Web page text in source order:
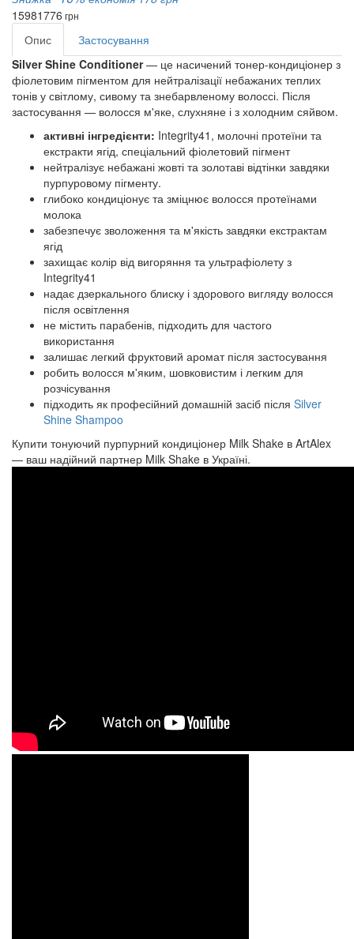
15981776 грн
Опис
Застосування
Silver Shine Conditioner— це насичений тонер-кондиціонер з
фіолетовим пігментом для нейтралізації небажаних теплих
тонів у світлому, сивому та знебарвленому волоссі. Після
застосування — волосся м'яке, слухняне і з холодним сяйвом.
активні інгредієнти: Integrity41, молочні протеїни та
екстракти ягід, спеціальний фіолетовий пігмент
нейтралізує небажані жовті та золотаві відтінки завдяки
пурпуровому пігменту.
глибоко кондиціонує та зміцнює волосся протеїнами
молока
забезпечує зволоження та м'якість завдяки екстрактам
ягід
захищає колір від вигоряння та ультрафіолету з
Integrity41
надає дзеркального блиску і здорового вигляду волосся
після освітлення
не містить парабенів, підходить для частого
використання
залишає легкий фруктовий аромат після застосування
робить волосся м'яким, шовковистим і легким для
розчісування
підходить як професійний домашній засіб після Silver
Shine Shampoo
Купити тонуючий пурпурний кондиціонер Milk Shake в ArtAlex
— ваш надійний партнер Milk Shake в Україні.